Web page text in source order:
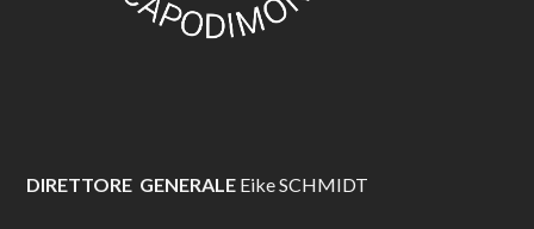
DIRETTORE GENERALE Eike SCHMIDT